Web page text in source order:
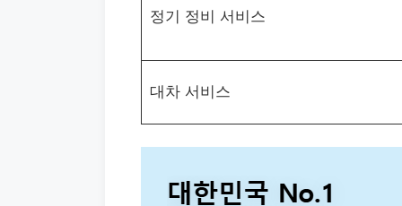
정기 정비 서비스
대차 서비스